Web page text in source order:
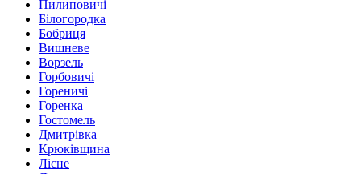
Пилиповичі
Білогородка
Бобриця
Вишневе
Ворзель
Горбовичі
Гореничі
Горенка
Гостомель
Дмитрівка
Крюківщина
Лісне